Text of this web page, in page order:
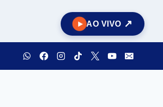
AO VIVO